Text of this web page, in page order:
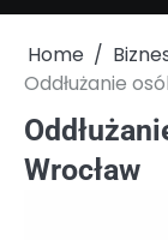
Home
Oddłużanie
Wrocław